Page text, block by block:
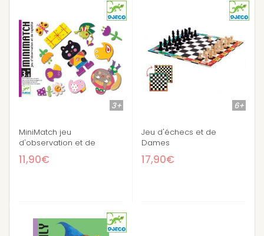
3+
MiniMatch jeu
d'observation et de
rapidité
11,90€
6+
Jeu d'échecs et de
Dames
17,90€